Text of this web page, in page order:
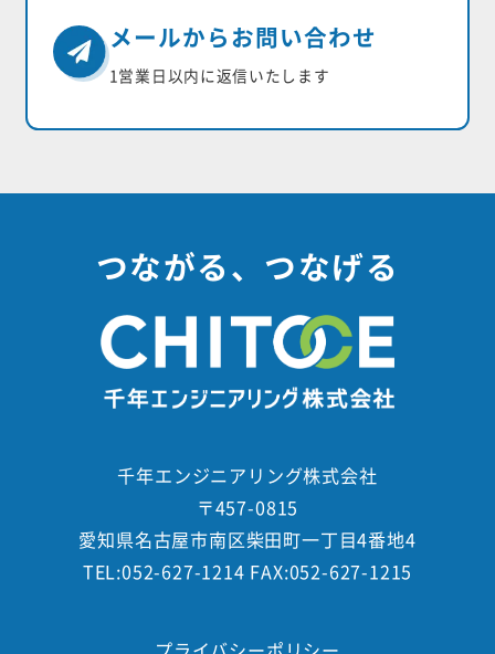
メールからお問い合わせ
1営業日以内に返信いたします
つながる、つなげる
千年エンジニアリング株式会社
〒457-0815
愛知県名古屋市南区柴田町一丁目4番地4
TEL:052-627-1214 FAX:052-627-1215